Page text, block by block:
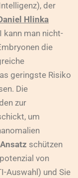
der
Hlinka
kann man nicht-
die
geringste Risiko
Die
zur
um
schützen
von
Auswahl) und Sie